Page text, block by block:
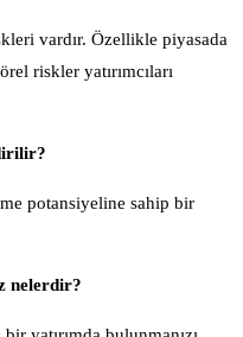
vardır. Özellikle piyasada
riskler yatırımcıları
potansiyeline sahip bir
nelerdir?